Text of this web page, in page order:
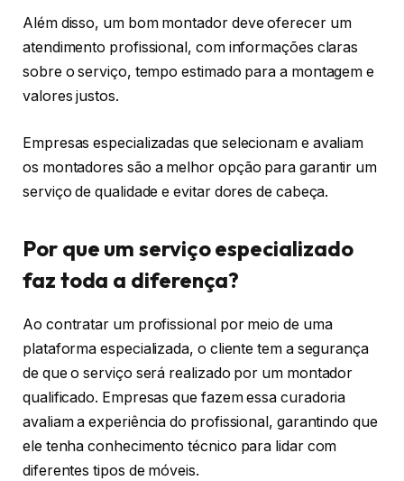
Além disso, um bom montador deve oferecer um
atendimento profissional, com informações claras
sobre o serviço, tempo estimado para a montagem e
valores justos.
Empresas especializadas que selecionam e avaliam
os montadores são a melhor opção para garantir um
serviço de qualidade e evitar dores de cabeça.
Por que um serviço especializado
faz toda a diferença?
Ao contratar um profissional por meio de uma
plataforma especializada, o cliente tem a segurança
de que o serviço será realizado por um montador
qualificado. Empresas que fazem essa curadoria
avaliam a experiência do profissional, garantindo que
ele tenha conhecimento técnico para lidar com
diferentes tipos de móveis.